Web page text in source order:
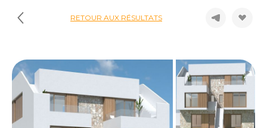
RETOUR AUX RÉSULTATS